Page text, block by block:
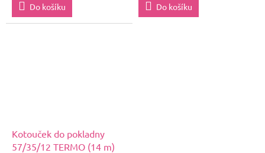
Do košíku Do košíku
Kotouček do pokladny
57/35/12 TERMO (14 m)